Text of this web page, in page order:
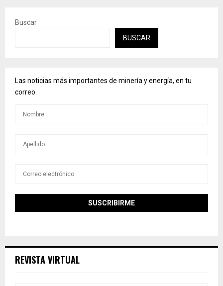
Buscar
BUSCAR
Las noticias más importantes de minería y energía, en tu
correo.
REVISTA VIRTUAL